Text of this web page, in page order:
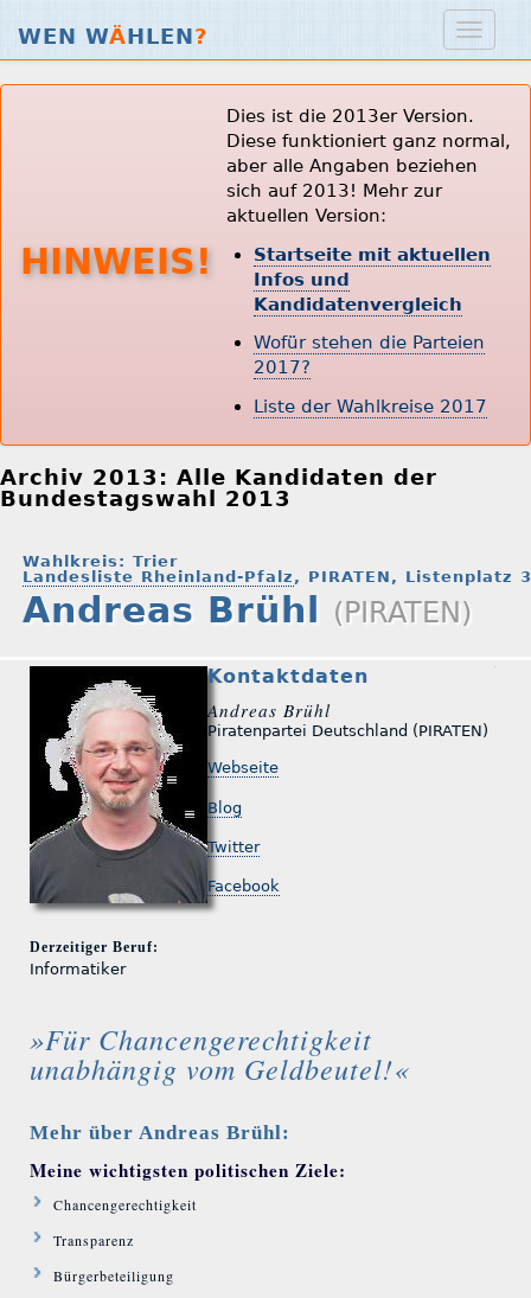
WEN WÄHLEN?
HINWEIS!
Dies ist die 2013er Version.
Diese funktioniert ganz normal,
aber alle Angaben beziehen
sich auf 2013! Mehr zur
aktuellen Version:
Startseite mit aktuellen
Infos und
Kandidatenvergleich
Wofür stehen die Parteien
2017?
Liste der Wahlkreise 2017
Archiv 2013: Alle Kandidaten der
Bundestagswahl 2013
Wahlkreis: Trier
Landesliste Rheinland-Pfalz , PIRATEN, Listenplatz
Andreas Brühl (PIRATEN)
Derzeitiger Beruf:
Informatiker
»Für Chancengerechtigkeit
unabhängig vom Geldbeutel!«
Mehr über Andreas Brühl:
Meine wichtigsten politischen Ziele:
Chancengerechtigkeit
Transparenz
Bürgerbeteiligung
Kontaktdaten
Andreas Brühl
Piratenpartei Deutschland (PIRATEN)
Webseite
Blog
Twitter
Facebook